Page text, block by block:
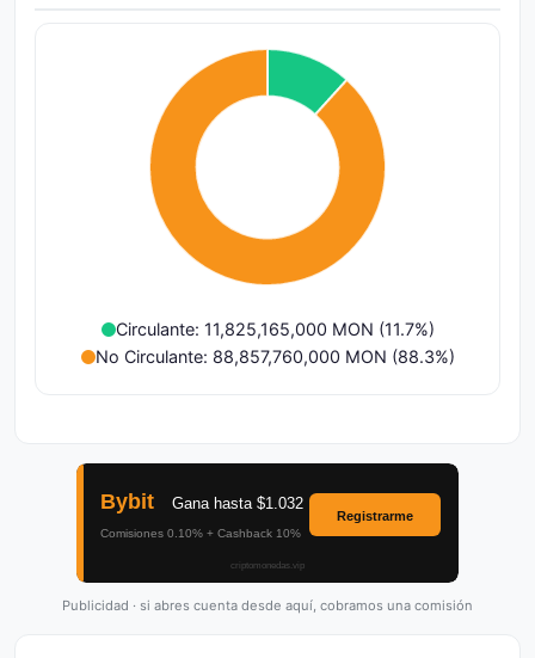
Circulante: 11,825,165,000 MON (11.7%)
No Circulante: 88,857,760,000 MON (88.3%)
Publicidad · si abres cuenta desde aquí, cobramos una comisión